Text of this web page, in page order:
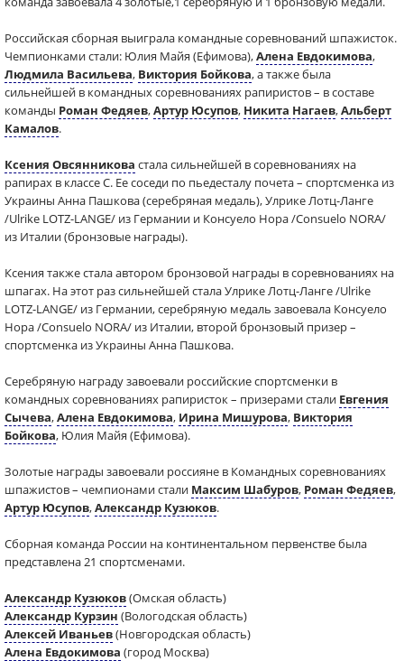
Российская сборная выиграла командные соревнований шпажисток.
Чемпионками стали: Юлия Майя (Ефимова),Алена Евдокимова,
Людмила Васильева, Виктория Бойкова, а также была
сильнейшей в командных соревнованиях рапиристов – в составе
команды Роман Федяев,Артур Юсупов, Никита Нагаев,Альберт
Камалов.
Ксения Овсянникова стала сильнейшей в соревнованиях на
рапирах в классе С. Ее соседи по пьедесталу почета – спортсменка из
Украины Анна Пашкова (серебряная медаль), Улрике Лотц-Ланге
/Ulrike LOTZ-LANGE/ из Германии и Консуело Нора /Consuelo NORA/
из Италии (бронзовые награды).
Ксения также стала автором бронзовой награды в соревнованиях на
шпагах. На этот раз сильнейшей стала Улрике Лотц-Ланге /Ulrike
LOTZ-LANGE/ из Германии, серебряную медаль завоевала Консуело
Нора /Consuelo NORA/ из Италии, второй бронзовый призер –
спортсменка из Украины Анна Пашкова.
Серебряную награду завоевали российские спортсменки в
командных соревнованиях рапиристок – призерами стали Евгения
Сычева,Алена Евдокимова, Ирина Мишурова, Виктория
Бойкова, Юлия Майя (Ефимова).
Золотые награды завоевали россияне в Командных соревнованиях
шпажистов – чемпионами стали Максим Шабуров, Роман Федяев,
Артур Юсупов,Александр Кузюков.
Сборная команда России на континентальном первенстве была
представлена 21 спортсменами.
Александр Кузюков(Омская область)
Александр Курзин (Вологодская область)
Алексей Иваньев(Новгородская область)
Алена Евдокимова (город Москва)